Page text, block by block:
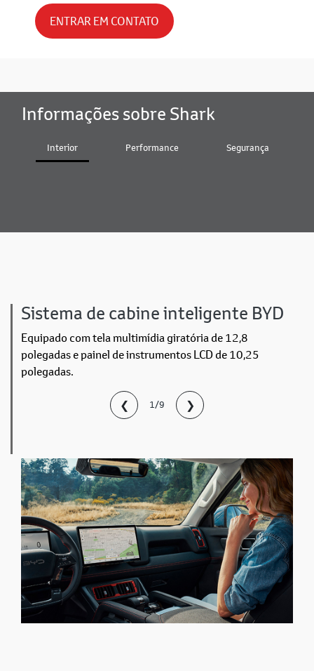
ENTRAR EM CONTATO
Informações sobre Shark
Interior Performance Segurança
Sistema de cabine inteligente BYD
Equipado com tela multimídia giratória de 12,8
polegadas e painel de instrumentos LCD de 10,25
polegadas.
❮ 1/9 ❯